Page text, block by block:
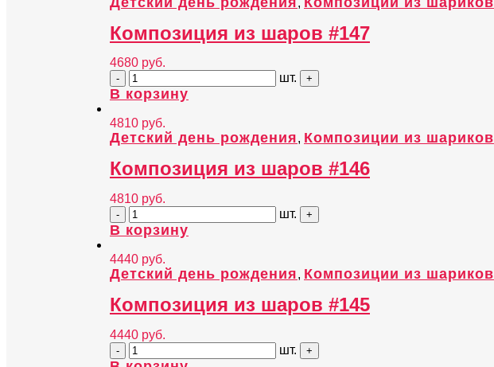
Композиция из шаров #147
4680 руб.
шт.
В корзину
4810 руб.
Детский день рождения, Композиции из шариков
Композиция из шаров #146
4810 руб.
шт.
В корзину
4440 руб.
Детский день рождения, Композиции из шариков
Композиция из шаров #145
4440 руб.
шт.